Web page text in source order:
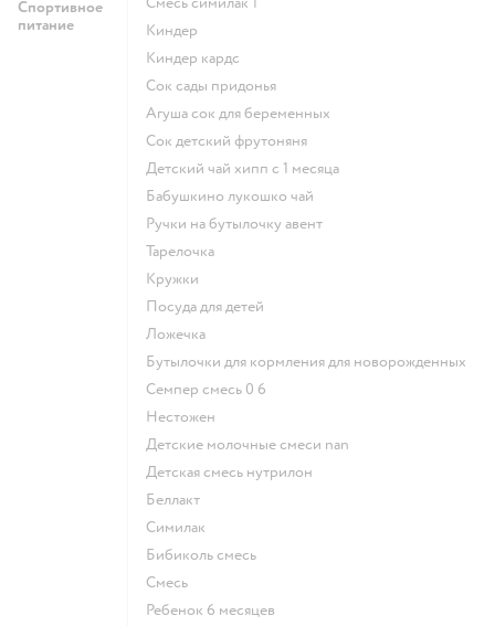
Спортивное
питание
киндер
киндер кардс
сок сады придонья
агуша сок для беременных
сок детский фрутоняня
детский чай хипп с 1 месяца
бабушкино лукошко чай
ручки на бутылочку авент
тарелочка
кружки
посуда для детей
ложечка
бутылочки для кормления для новорожденных
семпер смесь 0 6
нестожен
Детские молочные смеси nan
детская смесь нутрилон
беллакт
симилак
бибиколь смесь
смесь
ребенок 6 месяцев